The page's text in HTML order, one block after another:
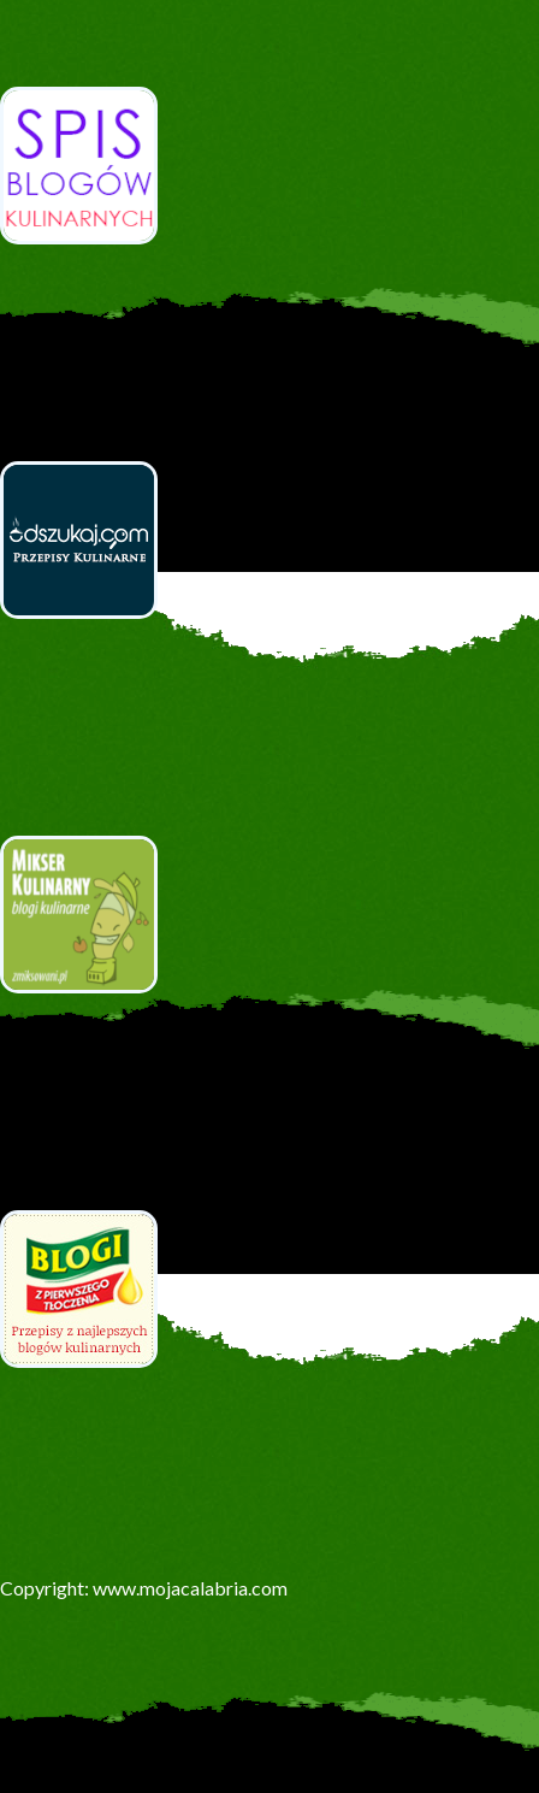
Copyright: www.mojacalabria.com